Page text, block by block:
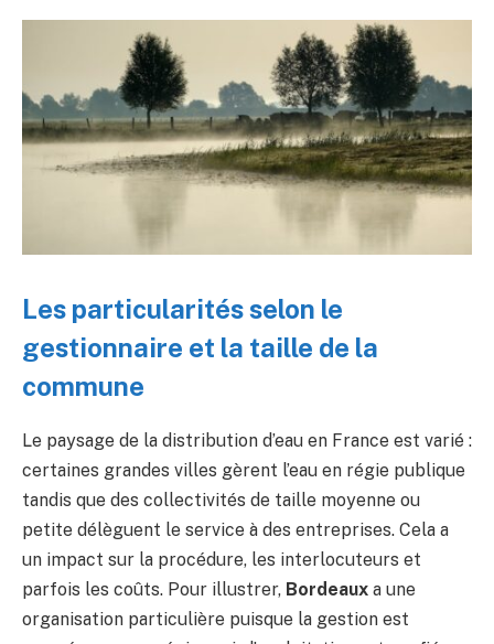
Les particularités selon le
gestionnaire et la taille de la
commune
Le paysage de la distribution d’eau en France est varié :
certaines grandes villes gèrent l’eau en régie publique
tandis que des collectivités de taille moyenne ou
petite délèguent le service à des entreprises. Cela a
un impact sur la procédure, les interlocuteurs et
parfois les coûts. Pour illustrer, Bordeaux a une
organisation particulière puisque la gestion est